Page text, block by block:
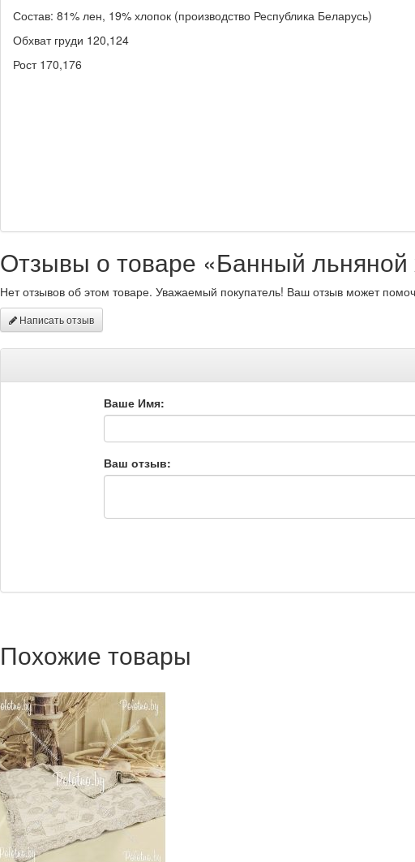
Состав: 81% лен, 19% хлопок (производство Республика Беларусь)
Обхват груди 120,124
Рост 170,176
Отзывы о товаре «Банный льняной
Нет отзывов об этом товаре. Уважаемый покупатель! Ваш отзыв может
Написать отзыв
Ваше Имя:
Ваш отзыв:
Похожие товары